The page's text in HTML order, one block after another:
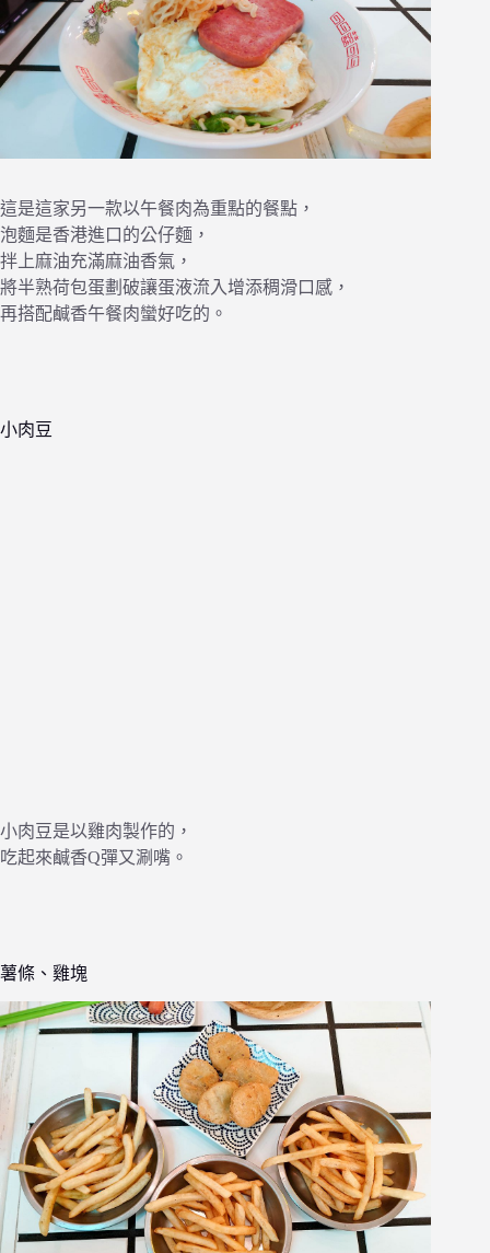
這是這家另一款以午餐肉為重點的餐點，
泡麵是香港進口的公仔麵，
拌上麻油充滿麻油香氣，
將半熟荷包蛋劃破讓蛋液流入增添稠滑口感，
再搭配鹹香午餐肉蠻好吃的。
小肉豆
小肉豆是以雞肉製作的，
吃起來鹹香Q彈又涮嘴。
薯條、雞塊